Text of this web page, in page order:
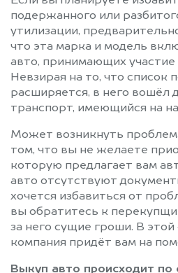
подержанного или
утилизации,
что эта марка и модель
авто, принимающих участие
Невзирая на то, что список
расширяется, в него вошёл
транспорт, имеющийся на
Может возникнуть
том, что вы не желаете
которую предлагает вам
авто отсутствуют
хочется избавиться от
вы обратитесь к
за него сущие гроши. В
компания придёт вам на
Выкуп авто происходит